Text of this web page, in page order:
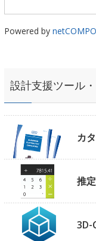
Powered by
設計支援ツール
カ
推
3D-